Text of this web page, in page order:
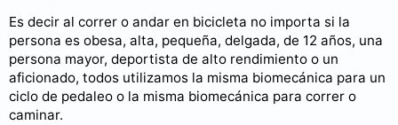
Es decir al correr o andar en bicicleta no importa si la
persona es obesa, alta, pequeña, delgada, de 12 años, una
persona mayor, deportista de alto rendimiento o un
aficionado, todos utilizamos la misma biomecánica para un
ciclo de pedaleo o la misma biomecánica para correr o
caminar.